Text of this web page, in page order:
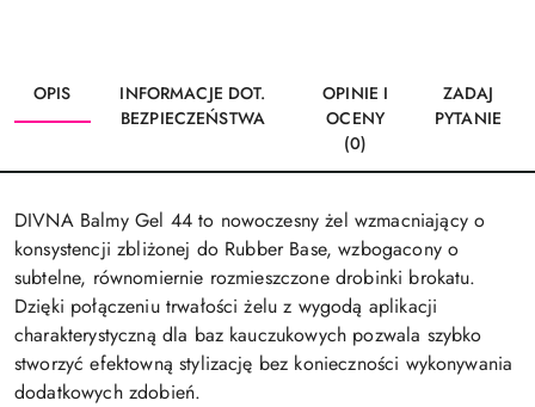
OPIS
INFORMACJE DOT.
BEZPIECZEŃSTWA
OPINIE I
OCENY
(0)
ZADAJ
PYTANIE
DIVNA Balmy Gel 44 to nowoczesny żel wzmacniający o
konsystencji zbliżonej do Rubber Base, wzbogacony o
subtelne, równomiernie rozmieszczone drobinki brokatu.
Dzięki połączeniu trwałości żelu z wygodą aplikacji
charakterystyczną dla baz kauczukowych pozwala szybko
stworzyć efektowną stylizację bez konieczności wykonywania
dodatkowych zdobień.